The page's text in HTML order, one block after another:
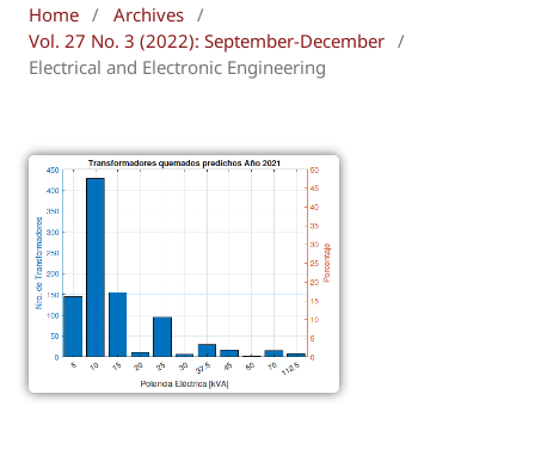
Home / Archives /
Vol. 27 No. 3 (2022): September-December /
Electrical and Electronic Engineering